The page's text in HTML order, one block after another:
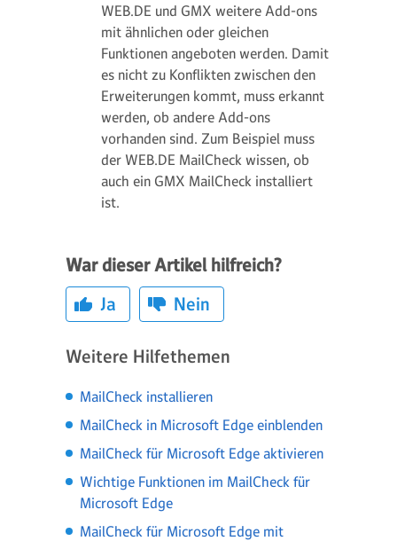
WEB.DE und GMX weitere Add-ons
mit ähnlichen oder gleichen
Funktionen angeboten werden. Damit
es nicht zu Konflikten zwischen den
Erweiterungen kommt, muss erkannt
werden, ob andere Add-ons
vorhanden sind. Zum Beispiel muss
der WEB.DE MailCheck wissen, ob
auch ein GMX MailCheck installiert
ist.
War dieser Artikel hilfreich?
Ja
Nein
Weitere Hilfethemen
MailCheck installieren
MailCheck in Microsoft Edge einblenden
MailCheck für Microsoft Edge aktivieren
Wichtige Funktionen im MailCheck für
Microsoft Edge
MailCheck für Microsoft Edge mit